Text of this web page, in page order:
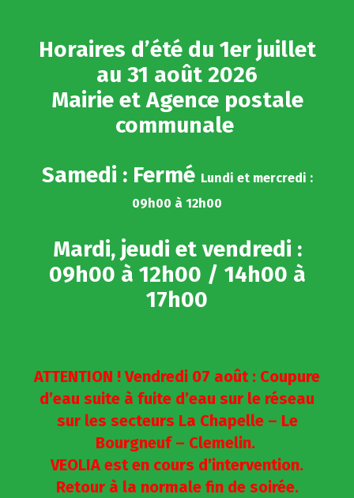
Horaires d’été du 1er juillet
au 31 août 2026
Mairie et Agence postale
communale
Samedi : Fermé Lundi et mercredi :
09h00 à 12h00
Mardi, jeudi et vendredi :
09h00 à 12h00 / 14h00 à
17h00
ATTENTION ! Vendredi 07 août : Coupure
d’eau suite à fuite d’eau sur le réseau
sur les secteurs La Chapelle – Le
Bourgneuf – Clemelin.
VEOLIA est en cours d’intervention.
Retour à la normale fin de soirée.